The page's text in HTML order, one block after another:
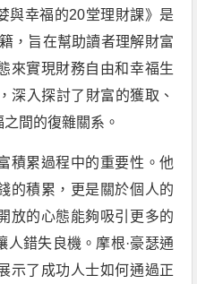
與幸福的20堂理財課》是
，旨在幫助讀者理解財富
來實現財務自由和幸福生
深入探討了財富的獲取、
間的復雜關系。
積累過程中的重要性。他
的積累，更是關於個人的
放的心態能夠吸引更多的
錯失良機。摩根·豪瑟通
示了成功人士如何通過正